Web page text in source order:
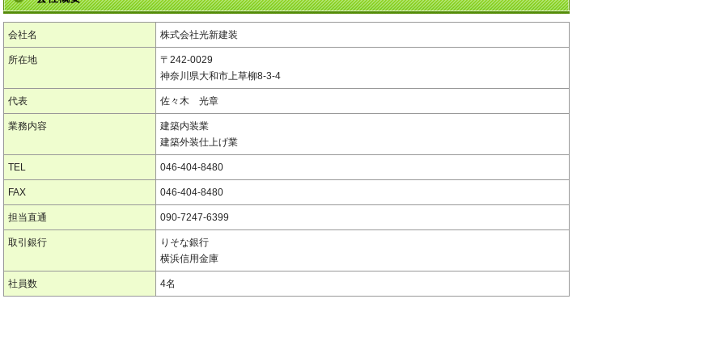
会社名 株式会社光新建装
所在地
〒242-0029
神奈川県大和市上草柳8-3-4
代表 佐々木 光章
業務内容
建築内装業
建築外装仕上げ業
TEL 046-404-8480
FAX 046-404-8480
担当直通 090-7247-6399
取引銀行
りそな銀行
横浜信用金庫
社員数 4名